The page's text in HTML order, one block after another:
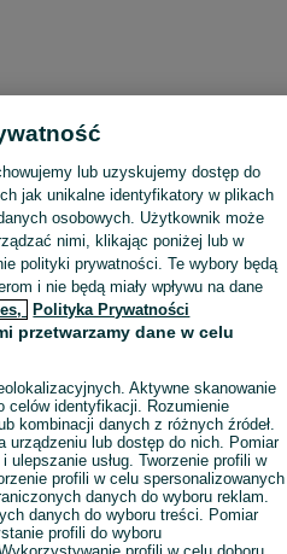
lub uzyskujemy dostęp do
jak unikalne identyfikatory w plikach
osobowych. Użytkownik może
nimi, klikając poniżej lub w
polityki prywatności. Te wybory będą
i nie będą miały wpływu na dane
Polityka Prywatności
przetwarzamy dane w celu
Aktywne skanowanie
celów identyfikacji. Rozumienie
kombinacji danych z różnych źródeł.
urządzeniu lub dostęp do nich. Pomiar
ulepszanie usług. Tworzenie profili w
profili w celu spersonalizowanych
danych do wyboru reklam.
danych do wyboru treści. Pomiar
profili do wyboru